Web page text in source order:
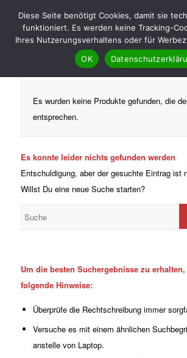
Es wurden keine Produkte gefunden, die
entsprechen.
Es konnte leider nichts gefunden werden
Entschuldigung, aber der gesuchte Eintrag ist
Willst Du eine neue Suche starten?
Um die besten Suchergebnisse zu
folgende Hinweise:
Überprüfe die Rechtschreibung immer
Versuche es mit einem ähnlichen
anstelle von Laptop.
Diese Seite benötigt Cookies, damit sie
funktioniert. Es werden keine Tracking-
Ihres Nutzerungsverhaltens oder für
OK